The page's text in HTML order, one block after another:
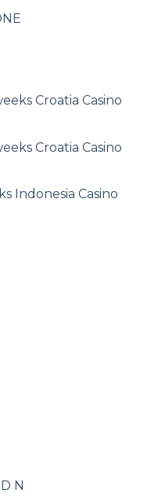
Croatia Casino
Croatia Casino
Indonesia Casino
N